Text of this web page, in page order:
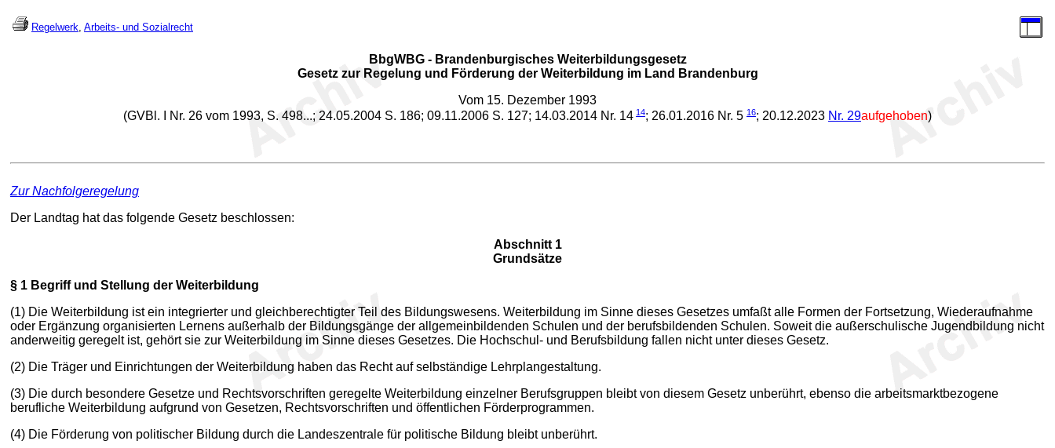
Regelwerk, Arbeits- und Sozialrecht
BbgWBG - Brandenburgisches Weiterbildungsgesetz
Gesetz zur Regelung und Förderung der Weiterbildung im Land Brandenburg
Vom 15. Dezember 1993
(GVBl. I Nr. 26 vom 1993, S. 498...; 24.05.2004 S. 186; 09.11.2006 S. 127; 14.03.2014 Nr. 14 14; 26.01.2016 Nr. 5 16; 20.12.2023 Nr. 29aufgehoben)
Zur Nachfolgeregelung
Der Landtag hat das folgende Gesetz beschlossen:
Abschnitt 1
Grundsätze
§ 1 Begriff und Stellung der Weiterbildung
(1) Die Weiterbildung ist ein integrierter und gleichberechtigter Teil des Bildungswesens. Weiterbildung im Sinne dieses Gesetzes umfaßt alle Formen der Fortsetzung, Wiederaufnahme
oder Ergänzung organisierten Lernens außerhalb der Bildungsgänge der allgemeinbildenden Schulen und der berufsbildenden Schulen. Soweit die außerschulische Jugendbildung nicht
anderweitig geregelt ist, gehört sie zur Weiterbildung im Sinne dieses Gesetzes. Die Hochschul- und Berufsbildung fallen nicht unter dieses Gesetz.
(2) Die Träger und Einrichtungen der Weiterbildung haben das Recht auf selbständige Lehrplangestaltung.
(3) Die durch besondere Gesetze und Rechtsvorschriften geregelte Weiterbildung einzelner Berufsgruppen bleibt von diesem Gesetz unberührt, ebenso die arbeitsmarktbezogene
berufliche Weiterbildung aufgrund von Gesetzen, Rechtsvorschriften und öffentlichen Förderprogrammen.
(4) Die Förderung von politischer Bildung durch die Landeszentrale für politische Bildung bleibt unberührt.